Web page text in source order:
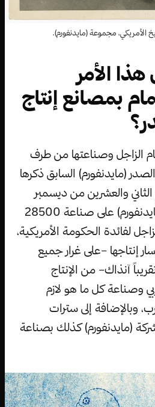
الأمريكي، مجموعة (مايدنفورم).
الأمر
بمصانع إنتاج
الزاجل وصناعتها من طرف
(مايدنفورم) السابق ذكرها
والعشرين من ديسمبر
1944 وافقت شركة (مايدنفورم) على صناعة 28500
لفائدة الحكومة الأمريكية،
إنتاجها –على غرار جميع
آنذاك– من الإنتاج
وصناعة كل ما هو لازم
وبالإضافة إلى سترات
(مايدنفورم) كذلك بصناعة